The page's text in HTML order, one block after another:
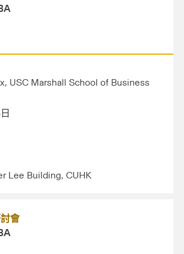
USC Marshall School of Business
Lee Building, CUHK
會